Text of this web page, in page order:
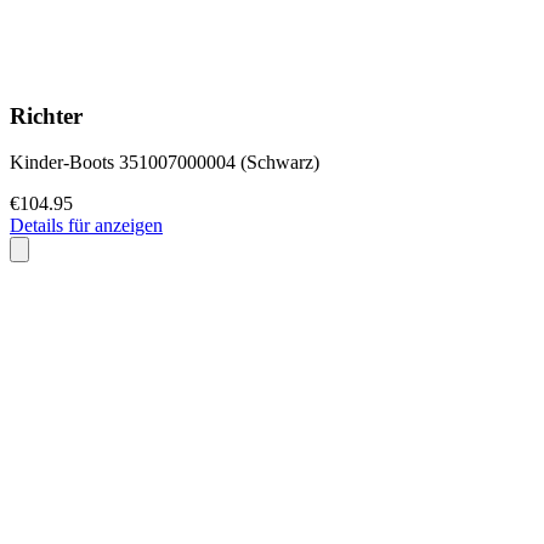
Richter
Kinder-Boots 351007000004 (Schwarz)
€104.95
Details für anzeigen